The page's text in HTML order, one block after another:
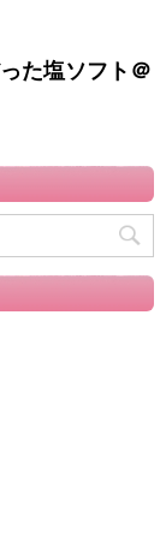
た塩ソフト＠